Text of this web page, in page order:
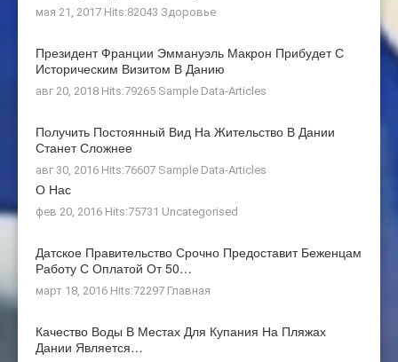
мая 21, 2017 Hits:82043 Здоровье
Президент Франции Эммануэль Макрон Прибудет С
Историческим Визитом В Данию
авг 20, 2018 Hits:79265 Sample Data-Articles
Получить Постоянный Вид На Жительство В Дании
Станет Сложнее
авг 30, 2016 Hits:76607 Sample Data-Articles
О Нас
фев 20, 2016 Hits:75731 Uncategorised
Датское Правительство Срочно Предоставит Беженцам
Работу С Оплатой От 50…
март 18, 2016 Hits:72297 Главная
Качество Воды В Местах Для Купания На Пляжах
Дании Является…